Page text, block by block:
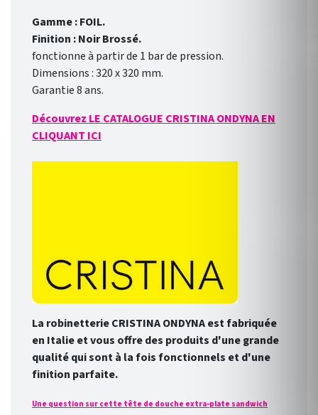
Gamme : FOIL.
Finition : Noir Brossé.
fonctionne à partir de 1 bar de pression.
Dimensions : 320 x 320 mm.
Garantie 8 ans.
Découvrez LE CATALOGUE CRISTINA ONDYNA EN
CLIQUANT ICI
La robinetterie CRISTINA ONDYNA est fabriquée
en Italie et vous offre des produits d'une grande
qualité qui sont à la fois fonctionnels et d'une
finition parfaite.
Une question sur cette tête de douche extra-plate sandwich